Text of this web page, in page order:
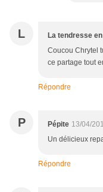
L La tendresse
Coucou Chrytel
ce partage tout
Répondre
P Pépite 13/04/
Un délicieux
Répondre